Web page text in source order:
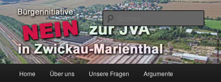
Zum
primären
Inhalt
springenKeine JVA in Zwickau-Marienthal
Bürgerinitiative
Home Über uns Unsere Fragen Argumente